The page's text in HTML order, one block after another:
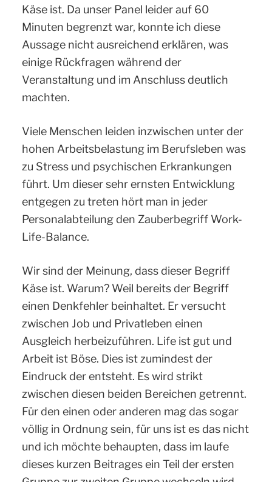
Käse ist. Da unser Panel leider auf 60
Minuten begrenzt war, konnte ich diese
Aussage nicht ausreichend erklären, was
einige Rückfragen während der
Veranstaltung und im Anschluss deutlich
machten.
Viele Menschen leiden inzwischen unter der
hohen Arbeitsbelastung im Berufsleben was
zu Stress und psychischen Erkrankungen
führt. Um dieser sehr ernsten Entwicklung
entgegen zu treten hört man in jeder
Personalabteilung den Zauberbegriff Work-
Life-Balance.
Wir sind der Meinung, dass dieser Begriff
Käse ist. Warum? Weil bereits der Begriff
einen Denkfehler beinhaltet. Er versucht
zwischen Job und Privatleben einen
Ausgleich herbeizuführen. Life ist gut und
Arbeit ist Böse. Dies ist zumindest der
Eindruck der entsteht. Es wird strikt
zwischen diesen beiden Bereichen getrennt.
Für den einen oder anderen mag das sogar
völlig in Ordnung sein, für uns ist es das nicht
und ich möchte behaupten, dass im laufe
dieses kurzen Beitrages ein Teil der ersten